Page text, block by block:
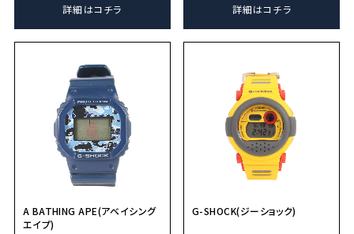
詳細はコチラ 詳細はコチラ
A BATHING APE(アベイシング
エイプ)
G-SHOCK(ジーショック)